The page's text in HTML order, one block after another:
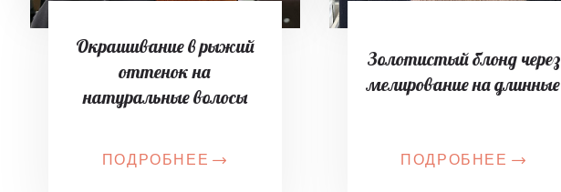
Окрашивание в рыжий
оттенок на
натуральные волосы
ПОДРОБНЕЕ
Золотистый блонд через
мелирование на длинные
ПОДРОБНЕЕ